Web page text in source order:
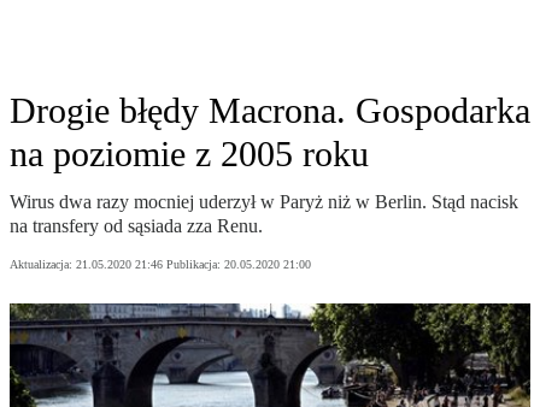
Drogie błędy Macrona. Gospodarka
na poziomie z 2005 roku
Wirus dwa razy mocniej uderzył w Paryż niż w Berlin. Stąd nacisk
na transfery od sąsiada zza Renu.
Aktualizacja: 21.05.2020 21:46 Publikacja: 20.05.2020 21:00